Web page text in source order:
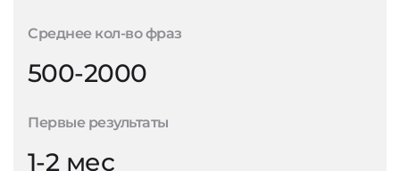
Среднее кол-во фраз
500-2000
Первые результаты
1-2 мес